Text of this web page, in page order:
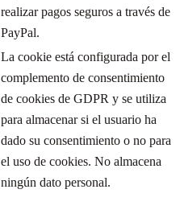
realizar pagos seguros a través de
PayPal.
La cookie está configurada por el
complemento de consentimiento
de cookies de GDPR y se utiliza
para almacenar si el usuario ha
dado su consentimiento o no para
el uso de cookies. No almacena
ningún dato personal.